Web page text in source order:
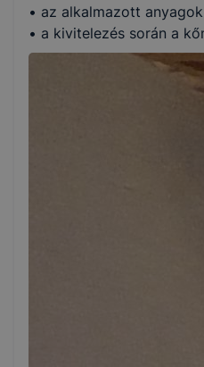
• az alkalmazott
• a kivitelezés során a